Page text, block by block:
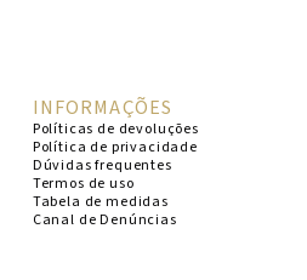
INFORMAÇÕES
Políticas de devoluções
Política de privacidade
Dúvidas frequentes
Termos de uso
Tabela de medidas
Canal de Denúncias